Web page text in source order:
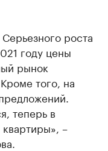
роста
году цены
рынок
того, на
теперь в
–